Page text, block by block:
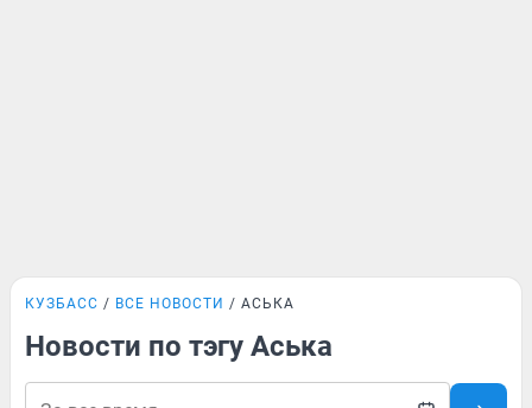
КУЗБАСС ВСЕ НОВОСТИ АСЬКА
Новости по тэгу Аська